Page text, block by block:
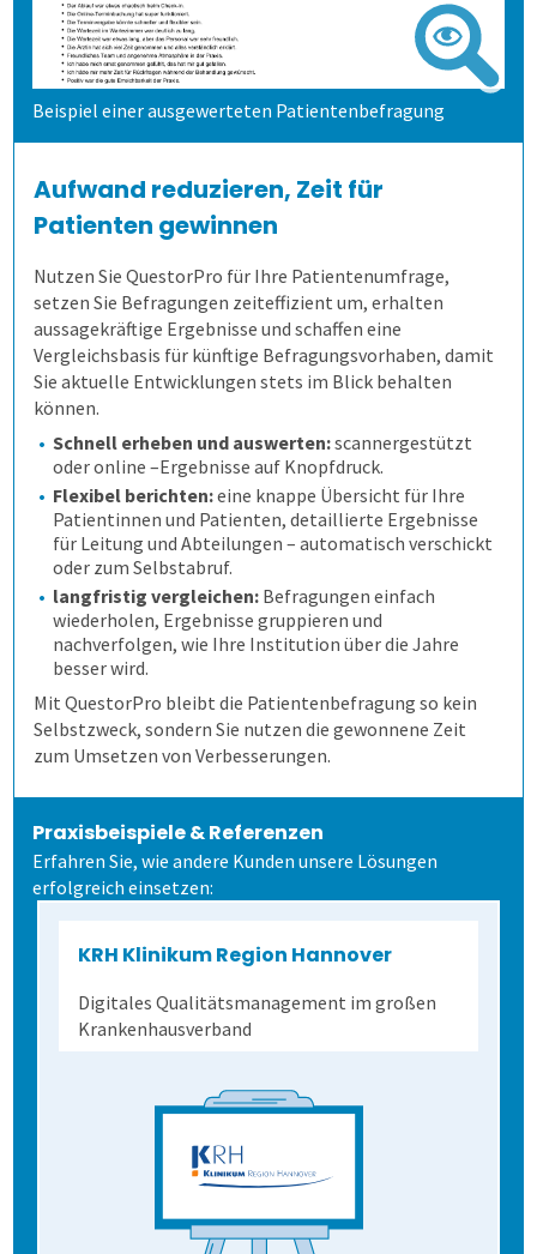
Beispiel einer ausgewerteten Patientenbefragung
Aufwand reduzieren, Zeit für
Patienten gewinnen
Nutzen Sie QuestorPro für Ihre Patientenumfrage,
setzen Sie Befragungen zeiteffizient um, erhalten
aussagekräftige Ergebnisse und schaffen eine
Vergleichsbasis für künftige Befragungsvorhaben, damit
Sie aktuelle Entwicklungen stets im Blick behalten
können.
Schnell erheben und auswerten:scannergestützt
oder online –Ergebnisse auf Knopfdruck.
Flexibel berichten:eine knappe Übersicht für Ihre
Patientinnen und Patienten, detaillierte Ergebnisse
für Leitung und Abteilungen – automatisch verschickt
oder zum Selbstabruf.
langfristig vergleichen: Befragungen einfach
wiederholen, Ergebnisse gruppieren und
nachverfolgen, wie Ihre Institution über die Jahre
besser wird.
Mit QuestorPro bleibt die Patientenbefragung so kein
Selbstzweck, sondern Sie nutzen die gewonnene Zeit
zum Umsetzen von Verbesserungen.
Praxisbeispiele & Referenzen
Erfahren Sie, wie andere Kunden unsere Lösungen
erfolgreich einsetzen:
KRH Klinikum Region Hannover
Digitales Qualitätsmanagement im großen
Krankenhausverband